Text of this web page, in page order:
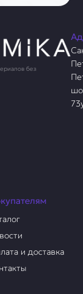
без
и доставка